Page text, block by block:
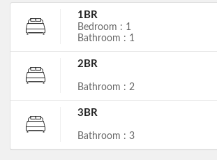
1BR
Bedroom : 1
Bathroom : 1
2BR
Bathroom : 2
3BR
Bathroom : 3